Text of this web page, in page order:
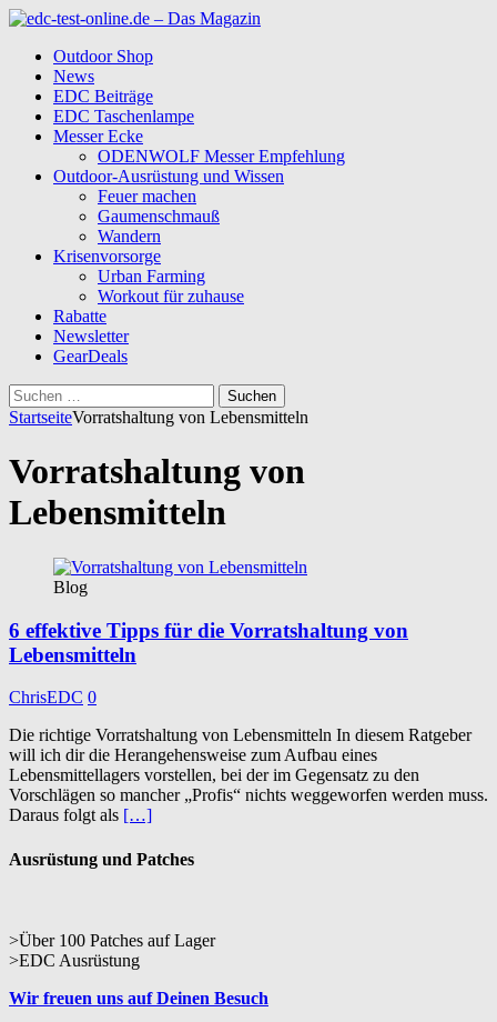
Outdoor Shop
News
EDC Beiträge
EDC Taschenlampe
Messer Ecke
ODENWOLF Messer Empfehlung
Outdoor-Ausrüstung und Wissen
Feuer machen
Gaumenschmauß
Wandern
Krisenvorsorge
Urban Farming
Workout für zuhause
Rabatte
Newsletter
GearDeals
Suchen
nach:
StartseiteVorratshaltung von Lebensmitteln
Vorratshaltung von
Lebensmitteln
Blog
6 effektive Tipps für die Vorratshaltung von
Lebensmitteln
ChrisEDC 0
Die richtige Vorratshaltung von Lebensmitteln In diesem Ratgeber
will ich dir die Herangehensweise zum Aufbau eines
Lebensmittellagers vorstellen, bei der im Gegensatz zu den
Vorschlägen so mancher „Profis“ nichts weggeworfen werden muss.
Daraus folgt als […]
Ausrüstung und Patches
>Über 100 Patches auf Lager
>EDC Ausrüstung
Wir freuen uns auf Deinen Besuch